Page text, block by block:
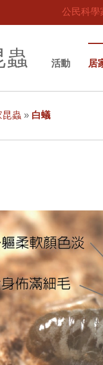
公民科學
居
活動
昆蟲 » 白蟻